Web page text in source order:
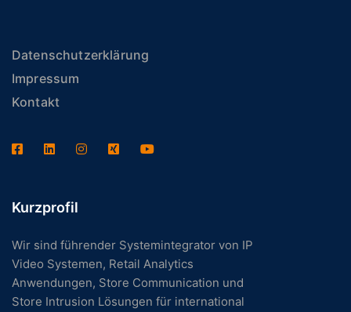
Datenschutzerklärung
Impressum
Kontakt
Kurzprofil
Wir sind führender Systemintegrator von IP
Video Systemen, Retail Analytics
Anwendungen, Store Communication und
Store Intrusion Lösungen für international